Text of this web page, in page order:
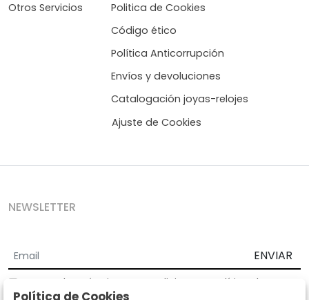
Otros Servicios
Politica de Cookies
Código ético
Política Anticorrupción
Envíos y devoluciones
Catalogación joyas-relojes
Ajuste de Cookies
NEWSLETTER
ENVIAR
Acepto los Términos y Condiciones
Política de
privacidad